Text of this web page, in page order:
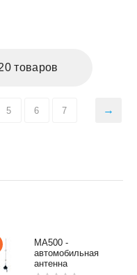
товаров
5 6 7
MA500 -
автомобильная
антенна